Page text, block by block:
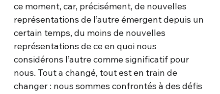
ce moment, car, précisément, de nouvelles
représentations de l’autre émergent depuis un
certain temps, du moins de nouvelles
représentations de ce en quoi nous
considérons l’autre comme significatif pour
nous. Tout a changé, tout est en train de
changer : nous sommes confrontés à des défis